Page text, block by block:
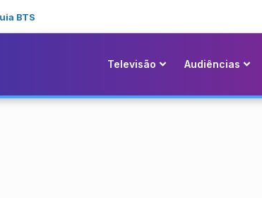
BTS
Televisão Audiências